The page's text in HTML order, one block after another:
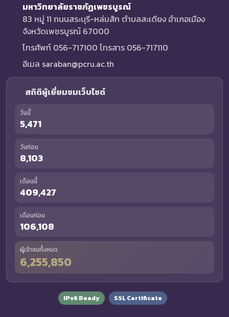
มหาวิทยาลัยราชภัฏเพชรบูรณ์
83 หมู่ 11 ถนนสระบุรี-หล่มสัก ตำบลสะเดียง อำเภอเมือง
จังหวัดเพชรบูรณ์ 67000
โทรศัพท์ 056-717100 โทรสาร 056-717110
อีเมล saraban@pcru.ac.th
สถิติผู้เยี่ยมชมเว็บไซต์
วันนี้
5,471
วันก่อน
8,103
เดือนนี้
409,427
เดือนก่อน
106,108
ผู้เข้าชมทั้งหมด
6,255,850
IPv6 Ready SSL Certificate